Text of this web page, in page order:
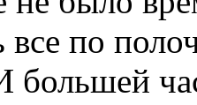
все по
большей